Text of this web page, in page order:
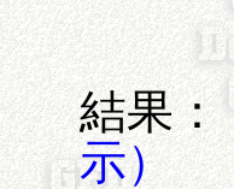
結果：
示）